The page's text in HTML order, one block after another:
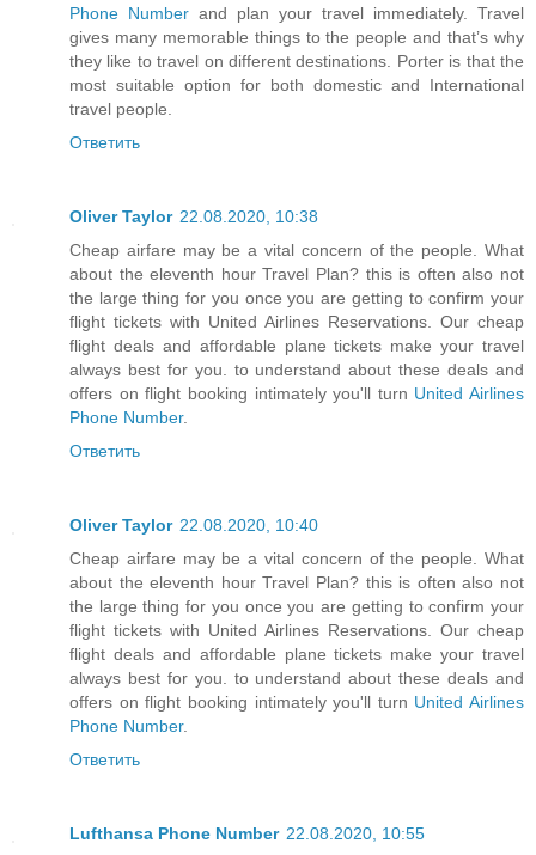
Phone Number and plan your travel immediately. Travel
gives many memorable things to the people and that’s why
they like to travel on different destinations. Porter is that the
most suitable option for both domestic and International
travel people.
Ответить
Oliver Taylor 22.08.2020, 10:38
Cheap airfare may be a vital concern of the people. What
about the eleventh hour Travel Plan? this is often also not
the large thing for you once you are getting to confirm your
flight tickets with United Airlines Reservations. Our cheap
flight deals and affordable plane tickets make your travel
always best for you. to understand about these deals and
offers on flight booking intimately you'll turn United Airlines
Phone Number.
Ответить
Oliver Taylor 22.08.2020, 10:40
Cheap airfare may be a vital concern of the people. What
about the eleventh hour Travel Plan? this is often also not
the large thing for you once you are getting to confirm your
flight tickets with United Airlines Reservations. Our cheap
flight deals and affordable plane tickets make your travel
always best for you. to understand about these deals and
offers on flight booking intimately you'll turn United Airlines
Phone Number.
Ответить
Lufthansa Phone Number 22.08.2020, 10:55